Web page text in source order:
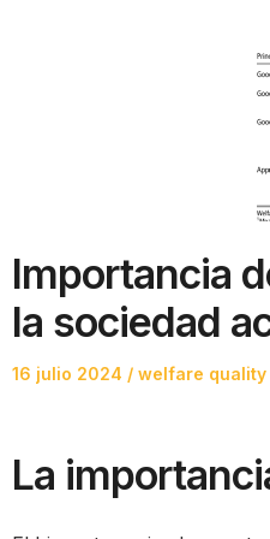
Importancia
la sociedad
Posted
16 julio 2024
Posted
welfare quality
La